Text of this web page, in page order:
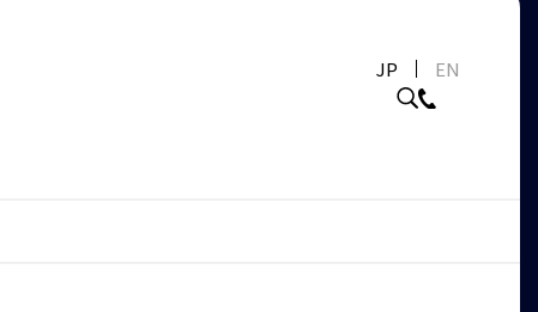
JP EN